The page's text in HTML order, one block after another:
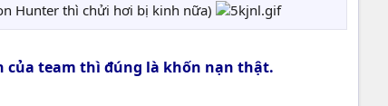
Hunter thì chửi hơi bị kinh nữa)
của team thì đúng là khốn nạn thật.